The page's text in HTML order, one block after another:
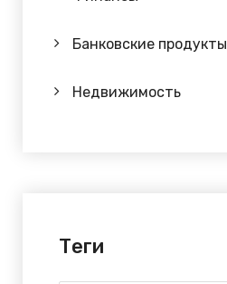
Банковские продукты
Недвижимость
Теги